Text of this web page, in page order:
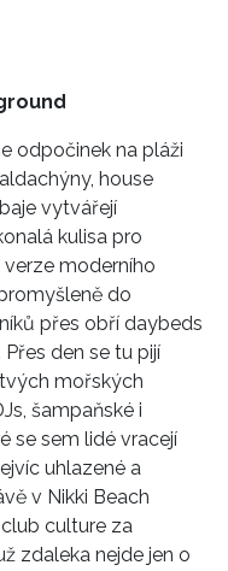
odpočinek na pláži
house
vytvářejí
kulisa pro
verze moderního
do
přes obří daybeds
den se tu pijí
mořských
šampaňské i
se sem lidé vracejí
uhlazené a
v Nikki Beach
culture za
zdaleka nejde jen o